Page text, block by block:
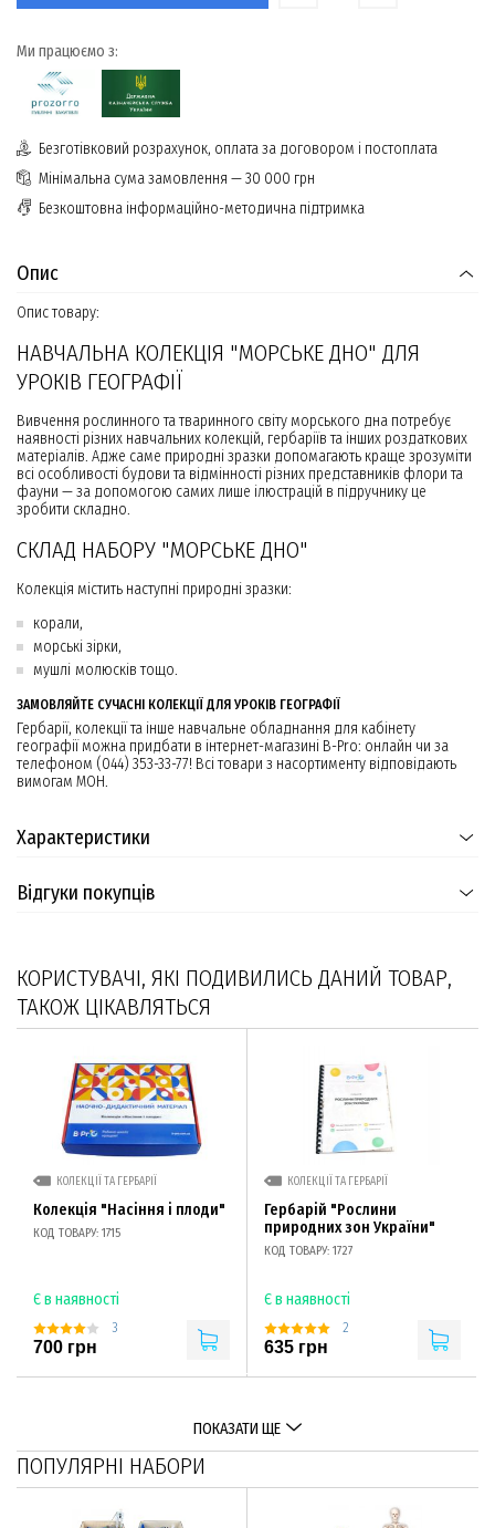
Ми працюємо з:
Безготівковий розрахунок, оплата за договором і постоплата
Мінімальна сума замовлення — 30 000 грн
Безкоштовна інформаційно-методична підтримка
Опис
Опис товару:
НАВЧАЛЬНА КОЛЕКЦІЯ "МОРСЬКЕ ДНО" ДЛЯ
УРОКІВ ГЕОГРАФІЇ
Вивчення рослинного та тваринного світу морського дна потребує
наявності різних навчальних колекцій, гербаріїв та інших роздаткових
матеріалів. Адже саме природні зразки допомагають краще зрозуміти
всі особливості будови та відмінності різних представників флори та
фауни — за допомогою самих лише ілюстрацій в підручнику це
зробити складно.
СКЛАД НАБОРУ "МОРСЬКЕ ДНО"
Колекція містить наступні природні зразки:
корали,
морські зірки,
мушлі молюсків тощо.
ЗАМОВЛЯЙТЕ СУЧАСНІ КОЛЕКЦІЇ ДЛЯ УРОКІВ ГЕОГРАФІЇ
Гербарії, колекції та інше навчальне обладнання для кабінету
географії можна придбати в інтернет-магазині B-Pro: онлайн чи за
телефоном (044) 353-33-77! Всі товари з насортименту відповідають
вимогам МОН.
Характеристики
Відгуки покупців
КОРИСТУВАЧІ, ЯКІ ПОДИВИЛИСЬ ДАНИЙ ТОВАР,
ТАКОЖ ЦІКАВЛЯТЬСЯ
КОЛЕКЦІЇ ТА ГЕРБАРІЇ
Колекція "Насіння і плоди"
КОД ТОВАРУ: 1715
Є в наявності
3
700 грн
КОЛЕКЦІЇ ТА ГЕРБАРІЇ
Гербарій "Рослини
природних зон України"
КОД ТОВАРУ: 1727
Є в наявності
2
635 грн
ПОКАЗАТИ ЩЕ
ПОПУЛЯРНІ НАБОРИ